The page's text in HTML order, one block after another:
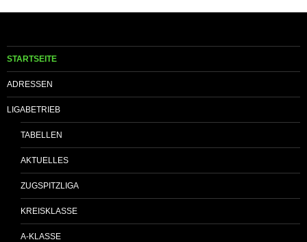
STARTSEITE
ADRESSEN
LIGABETRIEB
TABELLEN
AKTUELLES
ZUGSPITZLIGA
KREISKLASSE
A-KLASSE